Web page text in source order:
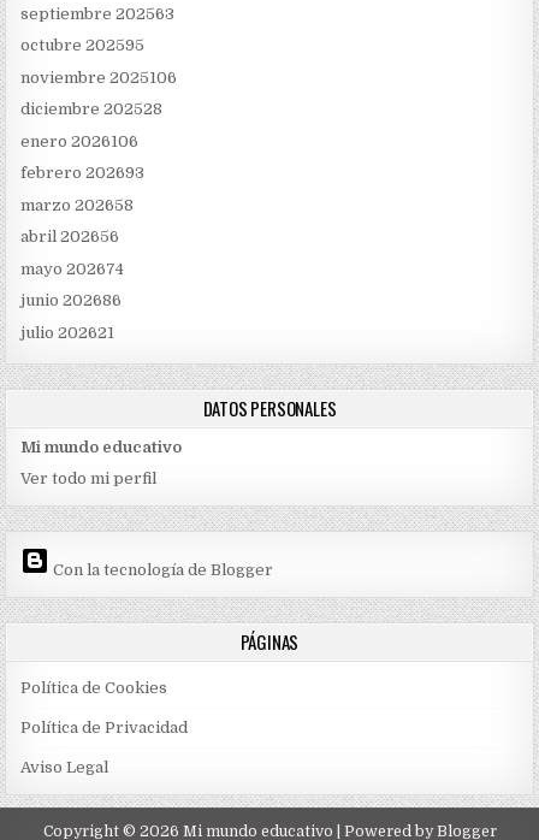
septiembre 202563
octubre 202595
noviembre 2025106
diciembre 202528
enero 2026106
febrero 202693
marzo 202658
abril 202656
mayo 202674
junio 202686
julio 202621
DATOS PERSONALES
Mi mundo educativo
Ver todo mi perfil
Con la tecnología de Blogger
PÁGINAS
Política de Cookies
Política de Privacidad
Aviso Legal
Copyright © 2026 Mi mundo educativo | Powered byBlogger